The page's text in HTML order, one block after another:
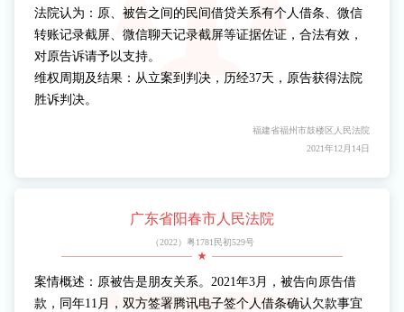
法院认为：原、被告之间的民间借贷关系有个人借条、微信
转账记录截屏、微信聊天记录截屏等证据佐证，合法有效，
对原告诉请予以支持。
维权周期及结果：从立案到判决，历经37天，原告获得法院
胜诉判决。
福建省福州市鼓楼区人民法院
2021年12月14日
广东省阳春市人民法院
（2022）粤1781民初529号
案情概述：原被告是朋友关系。2021年3月，被告向原告借
款，同年11月，双方签署腾讯电子签个人借条确认欠款事宜